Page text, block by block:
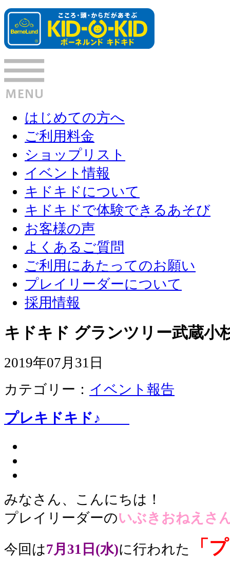
はじめての方へ
ご利用料金
ショップリスト
イベント情報
キドキドについて
キドキドで体験できるあそび
お客様の声
よくあるご質問
ご利用にあたってのお願い
プレイリーダーについて
採用情報
キドキド グランツリー武蔵小
2019年07月31日
カテゴリー： イベント報告
プレキドキド♪
みなさん、こんにちは！
プレイリーダーのいぶきおねえさ
今回は7月31日(水)に行われた 「